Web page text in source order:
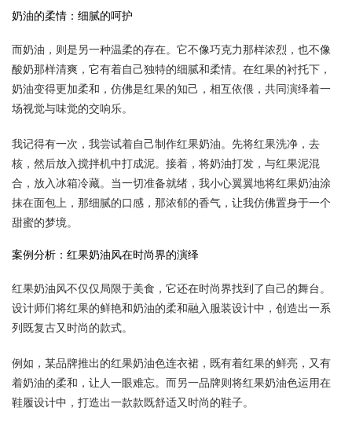
奶油的柔情：细腻的呵护
而奶油，则是另一种温柔的存在。它不像巧克力那样浓烈，也不像
酸奶那样清爽，它有着自己独特的细腻和柔情。在红果的衬托下，
奶油变得更加柔和，仿佛是红果的知己，相互依偎，共同演绎着一
场视觉与味觉的交响乐。
我记得有一次，我尝试着自己制作红果奶油。先将红果洗净，去
核，然后放入搅拌机中打成泥。接着，将奶油打发，与红果泥混
合，放入冰箱冷藏。当一切准备就绪，我小心翼翼地将红果奶油涂
抹在面包上，那细腻的口感，那浓郁的香气，让我仿佛置身于一个
甜蜜的梦境。
案例分析：红果奶油风在时尚界的演绎
红果奶油风不仅仅局限于美食，它还在时尚界找到了自己的舞台。
设计师们将红果的鲜艳和奶油的柔和融入服装设计中，创造出一系
列既复古又时尚的款式。
例如，某品牌推出的红果奶油色连衣裙，既有着红果的鲜亮，又有
着奶油的柔和，让人一眼难忘。而另一品牌则将红果奶油色运用在
鞋履设计中，打造出一款款既舒适又时尚的鞋子。